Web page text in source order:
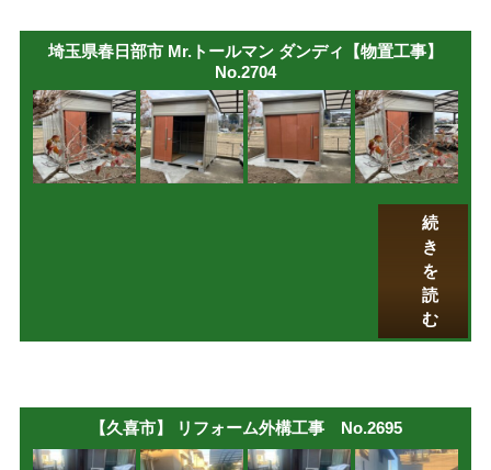
埼玉県春日部市 Mr.トールマン ダンディ【物置工事】
No.2704
続
き
を
読
む
【久喜市】 リフォーム外構工事 No.2695